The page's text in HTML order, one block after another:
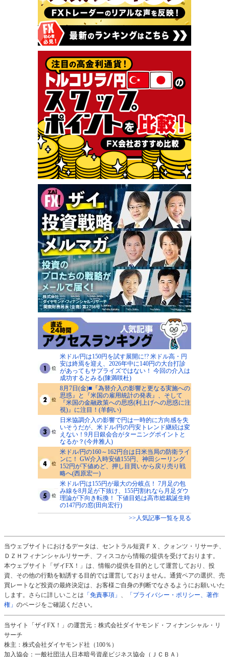
米ドル/円は150円を試す展開に!? 米ドル高・円
安は終焉を迎え、2026年中に140円の大台打診
があってもサプライズではない！ 今回の介入は
成功するとみる(陳満咲杜)
8月7日(金)■『為替介入の影響と更なる実施への
思惑』と『米国の雇用統計の発表』、そして
『米国の金融政策への思惑(利上げへの思惑に注
視)』に注目！(羊飼い)
日米協調介入の影響で円は一時的に方向感を失
いそうだが、米ドル/円の円安トレンド継続は変
えない！9月日銀会合がターニングポイントと
なるか？(今井雅人)
米ドル/円の160～162円台は日米当局の防衛ライ
ンに！ GW介入時安値155円、神田シーリング
152円が下値めど、押し目買いから戻り売り戦
略へ(西原宏一)
米ドル/円は155円が最大の分岐点！ 7月足の包
み線を8月足が下抜け、155円割れなら月足ダウ
理論が下向き転換！ 下値目処は高市総裁誕生時
の147円の窓(田向宏行)
>>人気記事一覧を見る
当ウェブサイトにおけるデータは、セントラル短資ＦＸ、クォンツ・リサーチ、
ＤＺＨフィナンシャルリサーチ、フィスコから情報の提供を受けております。
本ウェブサイト「ザイFX！」は、情報の提供を目的として運営しており、投
資、その他の行動を勧誘する目的では運営しておりません。通貨ペアの選択、売
買レートなど投資の最終決定は、お客様ご自身の判断でなさるようにお願いいた
します。さらに詳しいことは 「免責事項」 、
「プライバシー・ポリシー、著作
権」 のページをご確認ください。
当サイト「ザイFX！」の運営元：株式会社ダイヤモンド・フィナンシャル・リ
サーチ
株主：株式会社ダイヤモンド社（100％）
加入協会：一般社団法人日本暗号資産ビジネス協会（ＪＣＢＡ）